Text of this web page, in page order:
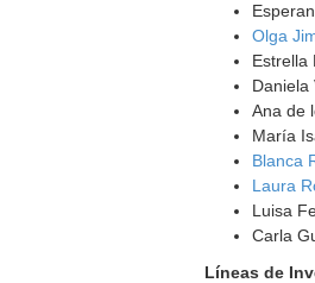
Olga
Estrella
Daniela
Ana de
María
Blanca
Laura
Luisa
Carla
Líneas de